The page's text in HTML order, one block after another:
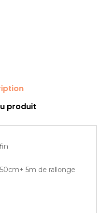
produit
5m de rallonge